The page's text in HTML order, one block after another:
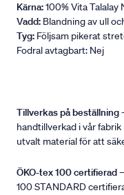
Kärna:100% Vita Talalay
Vadd: Blandning av ull
Tyg: Följsam pikerat
Fodral avtagbart: Nej
Tillverkas på beställning
handtillverkad i vår
utvalt material för att
ÖKO-tex 100 certifierad
100 STANDARD